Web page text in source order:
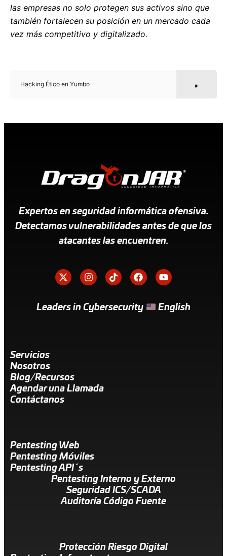
las empresas no solo protegen sus activos sino que
también fortalecen su posición en un mercado cada
vez más competitivo y digitalizado.
Hacking Ético en Yumbo
Expertos en seguridad informática ofensiva.
Detectamos vulnerabilidades antes de que los
atacantes las encuentren.
Leaders in Cybersecurity English
Servicios
Nosotros
Blog/Recursos
Agendar una Llamada
Contáctanos
Pentesting Web
Pentesting Móviles
Pentesting API´s
Pentesting Interno y Externo
Seguridad ICS/SCADA
Auditoría Código Fuente
Protección Riesgo Digital